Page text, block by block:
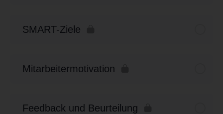
SMART-Ziele
Mitarbeitermotivation
Feedback und Beurteilung